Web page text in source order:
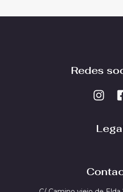
Redes